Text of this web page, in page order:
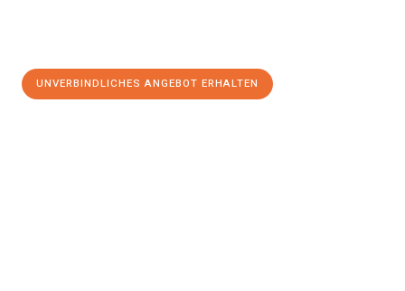
UNVERBINDLICHES ANGEBOT ERHALTEN